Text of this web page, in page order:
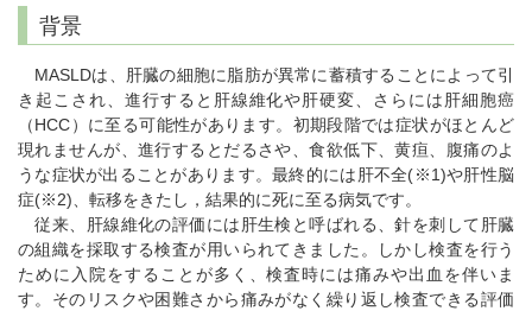
背景
MASLDは、肝臓の細胞に脂肪が異常に蓄積することによって引
き起こされ、進行すると肝線維化や肝硬変、さらには肝細胞癌
（HCC）に至る可能性があります。初期段階では症状がほとんど
現れませんが、進行するとだるさや、食欲低下、黄疸、腹痛のよ
うな症状が出ることがあります。最終的には肝不全(※1)や肝性脳
症(※2)、転移をきたし，結果的に死に至る病気です。
従来、肝線維化の評価には肝生検と呼ばれる、針を刺して肝臓
の組織を採取する検査が用いられてきました。しかし検査を行う
ために入院をすることが多く、検査時には痛みや出血を伴いま
す。そのリスクや困難さから痛みがなく繰り返し検査できる評価